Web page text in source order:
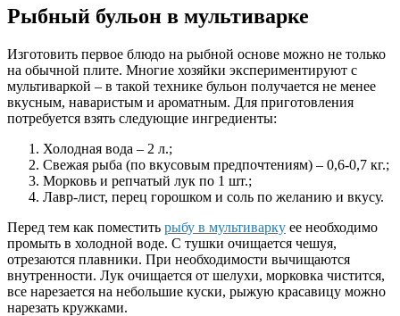
Рыбный бульон в мультиварке
Изготовить первое блюдо на рыбной основе можно не только
на обычной плите. Многие хозяйки экспериментируют с
мультиваркой – в такой технике бульон получается не менее
вкусным, наваристым и ароматным. Для приготовления
потребуется взять следующие ингредиенты:
Холодная вода – 2 л.;
Свежая рыба (по вкусовым предпочтениям) – 0,6-0,7 кг.;
Морковь и репчатый лук по 1 шт.;
Лавр-лист, перец горошком и соль по желанию и вкусу.
Перед тем как поместить рыбу в мультиварку ее необходимо
промыть в холодной воде. С тушки очищается чешуя,
отрезаются плавники. При необходимости вычищаются
внутренности. Лук очищается от шелухи, морковка чистится,
все нарезается на небольшие куски, рыжую красавицу можно
нарезать кружками.